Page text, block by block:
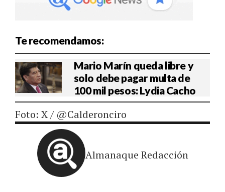
Te recomendamos:
Mario Marín queda libre y
solo debe pagar multa de
100 mil pesos: Lydia Cacho
Foto: X / @Calderonciro
Almanaque Redacción